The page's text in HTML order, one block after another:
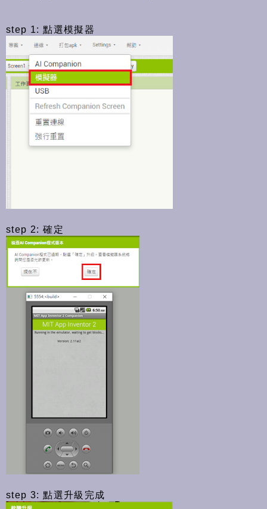
step 1: 點選模擬器
step 2: 確定
step 3: 點選升級完成